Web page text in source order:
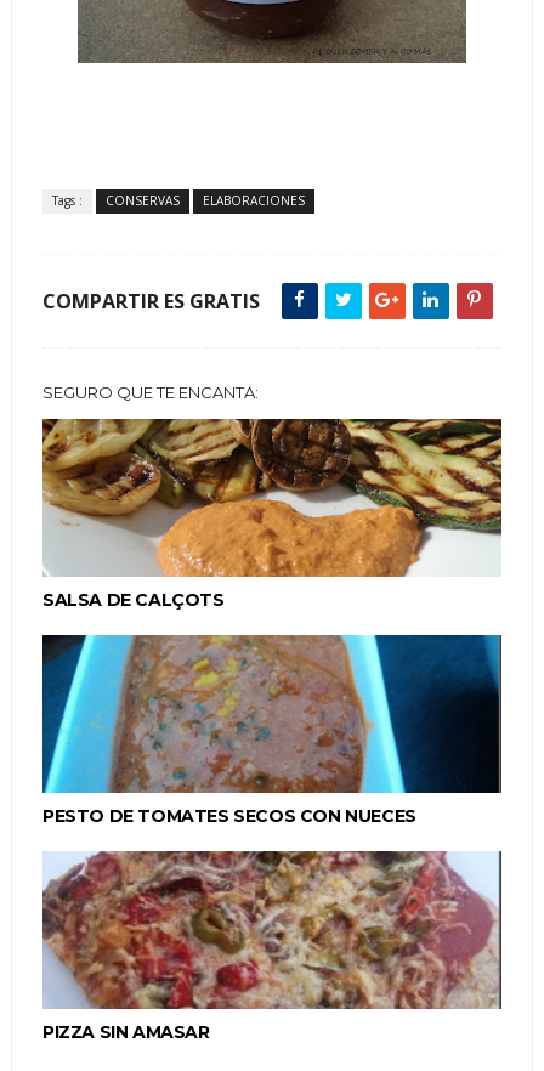
Tags : CONSERVAS ELABORACIONES
COMPARTIR ES GRATIS
SEGURO QUE TE ENCANTA:
SALSA DE CALÇOTS
PESTO DE TOMATES SECOS CON NUECES
PIZZA SIN AMASAR